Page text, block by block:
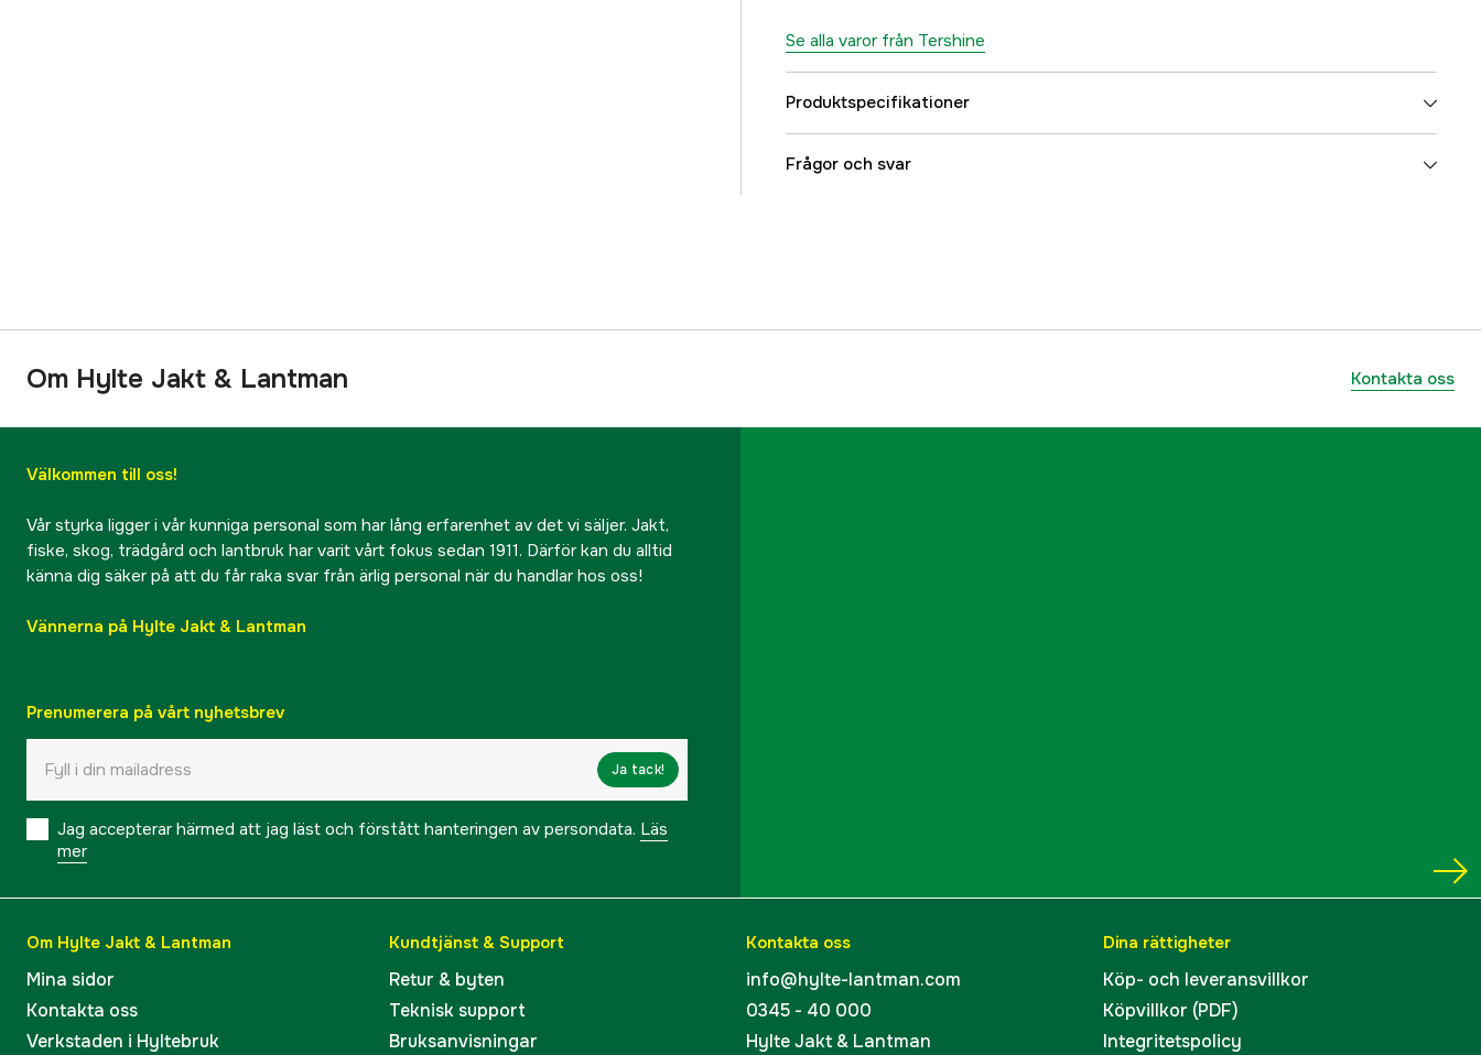
Se alla varor från Tershine
Produktspecifikationer
Volym
EAN 7350116638103
Frågor och svar
Om Hylte Jakt & Lantman Kontakta oss
Välkommen till oss!
Vår styrka ligger i vår kunniga personal som har lång erfarenhet av det vi säljer. Jakt,
fiske, skog, trädgård och lantbruk har varit vårt fokus sedan 1911. Därför kan du alltid
känna dig säker på att du får raka svar från ärlig personal när du handlar hos oss!
Vännerna på Hylte Jakt & Lantman
Prenumerera på vårt nyhetsbrev
Ja tack!
Jag accepterar härmed att jag läst och förstått hanteringen av persondata. Läs
mer
Om Hylte Jakt & Lantman
Mina sidor
Kontakta oss
Verkstaden i Hyltebruk
Kundtjänst & Support
Retur & byten
Teknisk support
Bruksanvisningar
Kontakta oss
info@hylte-lantman.com
0345 - 40 000
Hylte Jakt & Lantman
Dina rättigheter
Köp- och leveransvillkor
Köpvillkor (PDF)
Integritetspolicy